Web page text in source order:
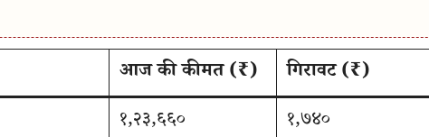
आज की कीमत (₹)
गिरावट (₹)
१,२३,६६०
१,७४०